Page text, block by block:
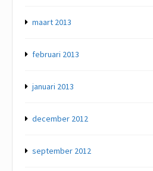
maart 2013
februari 2013
januari 2013
december 2012
september 2012